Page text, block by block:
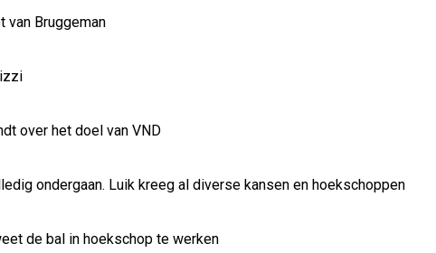
van Bruggeman
over het doel van VND
ondergaan. Luik kreeg al diverse kansen en hoekschoppen
de bal in hoekschop te werken